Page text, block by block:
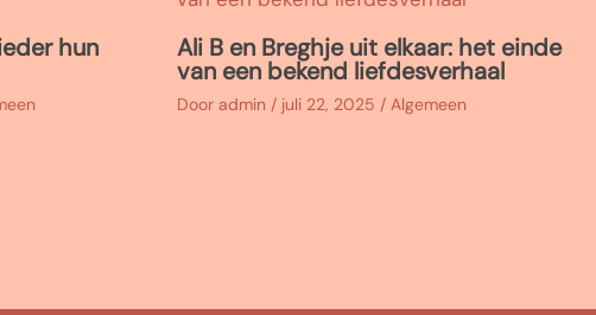
hun Ali B en Breghje uit elkaar: het einde
van een bekend liefdesverhaal
Door admin / juli 22, 2025 / Algemeen